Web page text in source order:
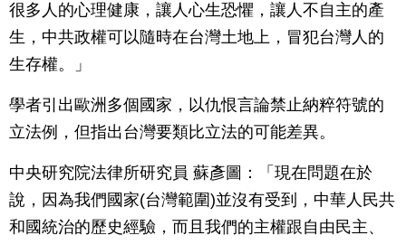
很多人的心理健康，讓人心生恐懼，讓人不自主的產
生，中共政權可以隨時在台灣土地上，冒犯台灣人的
生存權。」
學者引出歐洲多個國家，以仇恨言論禁止納粹符號的
立法例，但指出台灣要類比立法的可能差異。
中央研究院法律所研究員 蘇彥圖：「現在問題在於
說，因為我們國家(台灣範圍)並沒有受到，中華人民共
和國統治的歷史經驗，而且我們的主權跟自由民主、